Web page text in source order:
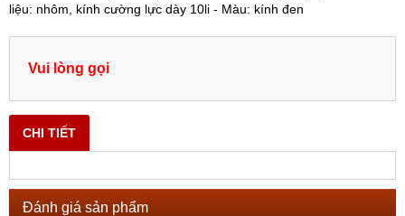
liệu: nhôm, kính cường lực dày 10li - Màu: kính đen
Vui lòng gọi
CHI TIẾT
Đánh giá sản phẩm